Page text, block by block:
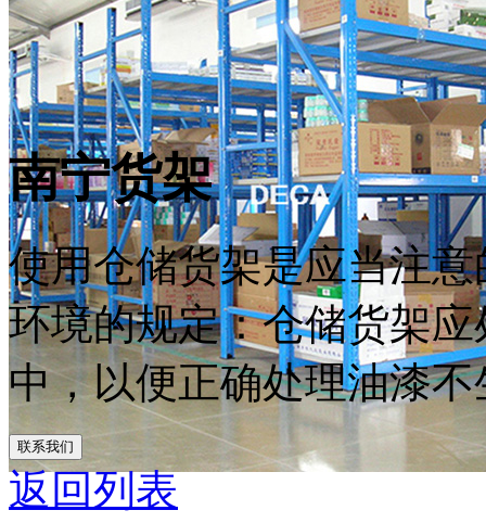
南宁货架
使用仓储货架是应当注
环境的规定：仓储货架
中，以便正确处理油漆
联系我们
返回列表